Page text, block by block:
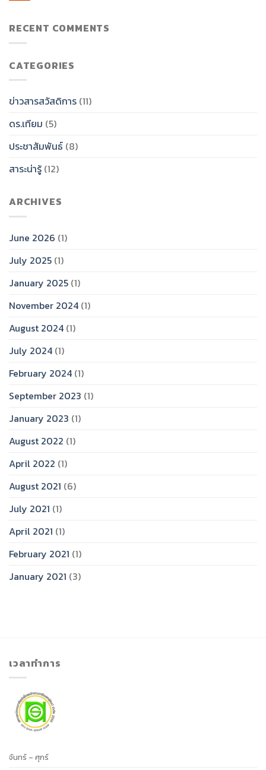
RECENT COMMENTS
CATEGORIES
ข่าวสารสวัสดิการ (11)
ดร.เทียม (5)
ประชาสัมพันธ์ (8)
สาระน่ารู้ (12)
ARCHIVES
June 2026 (1)
July 2025 (1)
January 2025 (1)
November 2024 (1)
August 2024 (1)
July 2024 (1)
February 2024 (1)
September 2023 (1)
January 2023 (1)
August 2022 (1)
April 2022 (1)
August 2021 (6)
July 2021 (1)
April 2021 (1)
February 2021 (1)
January 2021 (3)
เวลาทำการ
จันทร์ – ศุกร์